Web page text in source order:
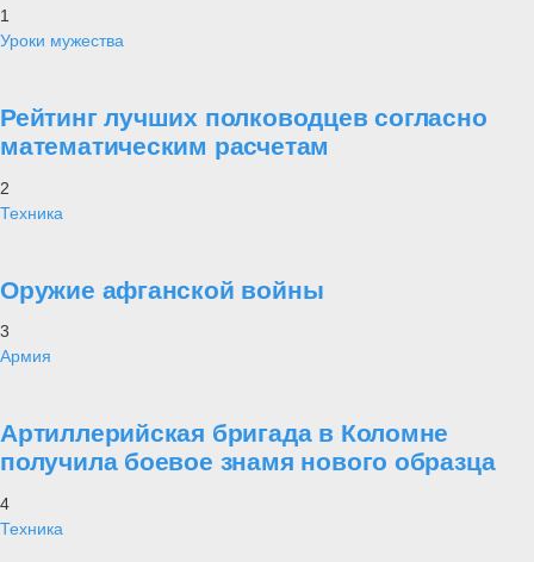
1
Уроки мужества
Рейтинг лучших полководцев согласно
математическим расчетам
2
Техника
Оружие афганской войны
3
Армия
Артиллерийская бригада в Коломне
получила боевое знамя нового образца
4
Техника